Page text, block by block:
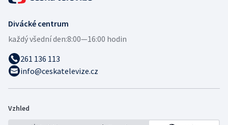
Divácké centrum
každý všední den:8:00—16:00 hodin
261 136 113
info@ceskatelevize.cz
Vzhled